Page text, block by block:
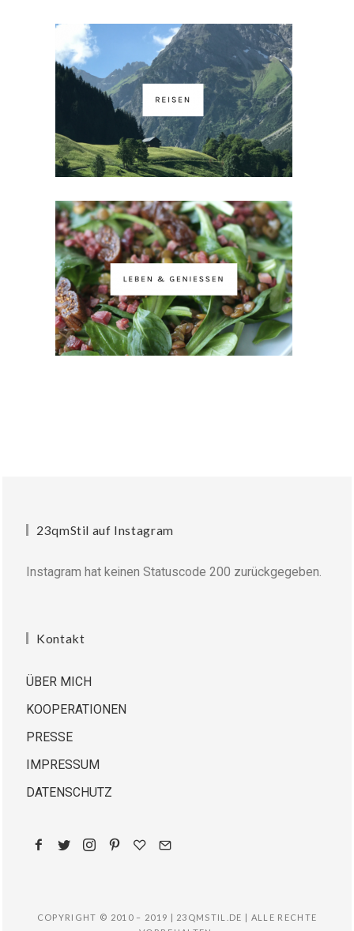
23qmStil auf Instagram
Instagram hat keinen Statuscode 200 zurückgegeben.
Kontakt
ÜBER MICH
KOOPERATIONEN
PRESSE
IMPRESSUM
DATENSCHUTZ
COPYRIGHT © 2010 – 2019 | 23QMSTIL.DE | ALLE RECHTE